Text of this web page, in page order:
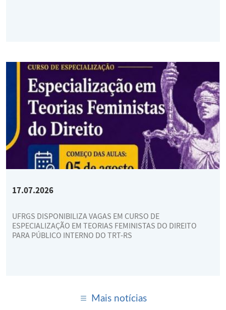
17.07.2026
UFRGS DISPONIBILIZA VAGAS EM CURSO DE
ESPECIALIZAÇÃO EM TEORIAS FEMINISTAS DO DIREITO
PARA PÚBLICO INTERNO DO TRT-RS
Mais notícias